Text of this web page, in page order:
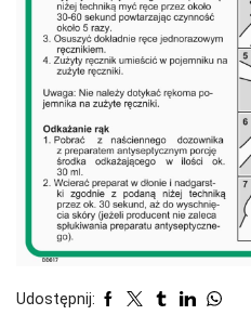
Udostępnij: